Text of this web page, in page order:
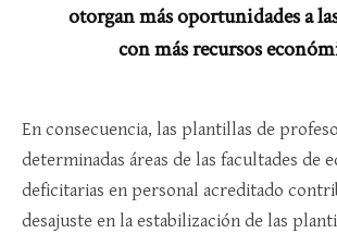
otorgan más oportunidades a
con más recursos
En consecuencia, las plantillas de
determinadas áreas de las facultades de
deficitarias en personal acreditado
desajuste en la estabilización de las